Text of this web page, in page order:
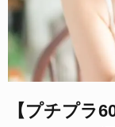
【プチプラ